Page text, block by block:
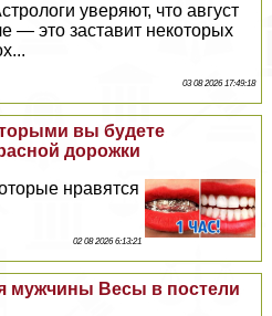
уверяют, что август
— это заставит некоторых
03 08 2026 17:49:18
вы будете
дорожки
нравятся
02 08 2026 6:13:21
мужчины Весы в постели